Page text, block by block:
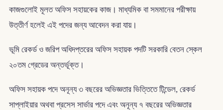
কাজগুলোই মূলত অফিস সহায়কের কাজ। মাধ্যমিক বা সমমানের পরীক্ষায়
উত্তীর্ণ হলেই এই পদের জন্য আবেদন করা যায়।
ভূমি রেকর্ড ও জরিপ অধিদপ্তরের অফিস সহায়ক পদটি সরকারি বেতন স্কেল
২০তম গ্রেডের অন্তর্ভূক্ত।
অফিস সহায়ক পদে অনূন্য ৩ বছরের অভিজ্ঞতার ভিত্তিতে টিন্ডেল, রেকর্ড
সাপ্লাইয়ার অথবা প্রসেস সার্ভার পদে এবং অনূন্য ৭ বছরের অভিজ্ঞতার